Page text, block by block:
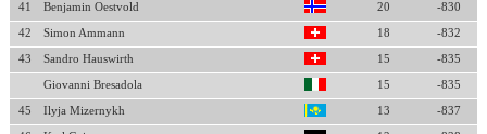
41 Benjamin Oestvold 20 -830
42 Simon Ammann 18 -832
43 Sandro Hauswirth 15 -835
Giovanni Bresadola 15 -835
45 Ilyja Mizernykh 13 -837